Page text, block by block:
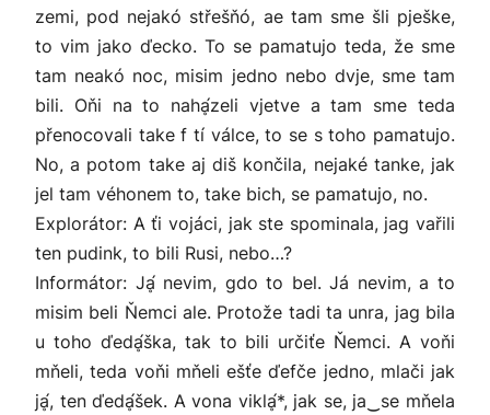
zemi, pod nejakó střešňó, ae tam sme šli pješke,
to vim jako ďecko. To se pamatujo teda, že sme
tam neakó noc, misim jedno nebo dvje, sme tam
bili. Oňi na to nahḁ́zeli vjetve a tam sme teda
přenocovali take f tí válce, to se s toho pamatujo.
No, a potom take aj diš končila, nejaké tanke, jak
jel tam véhonem to, take bich, se pamatujo, no.
Explorátor: A ťi vojáci, jak ste spominala, jag vařili
ten pudink, to bili Rusi, nebo…?
Informátor: Jḁ́ nevim, gdo to bel. Já nevim, a to
misim beli Ňemci ale. Protože tadi ta unra, jag bila
u toho ďedḁ́ška, tak to bili určiťe Ňemci. A voňi
mňeli, teda voňi mňeli ešťe ďefče jedno, mlači jak
jḁ́, ten ďedḁ́šek. A vona viklḁ́*, jak se, ja‿se mňela